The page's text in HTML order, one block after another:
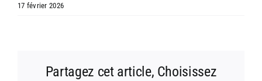
17 février 2026
Partagez cet article, Choisissez